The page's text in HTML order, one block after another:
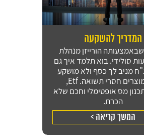
המדריך להשקעה
הורייזן מנהלת
סולידי. בוא תלמד איך גם
מניב לך כסף ולא מושקע
רק במוצרים חסרי תשואה. Etf,
מס אופטימלי וחכם שלא
הכרת.
המשך קריאה >